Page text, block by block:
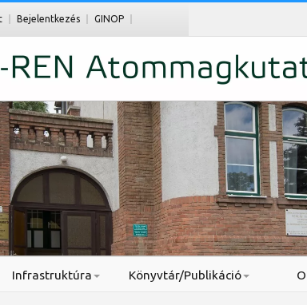
Bejelentkezés
GINOP
Infrastruktúra Könyvtár/Publikáció